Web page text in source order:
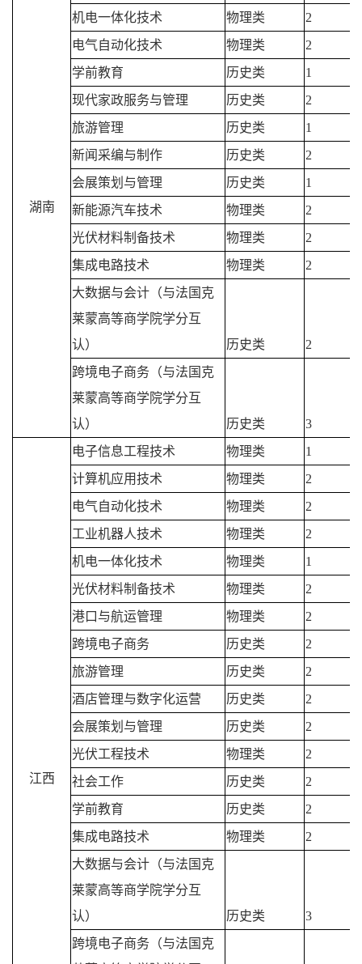
湖南
机电一体化技术
物理类
2
电气自动化技术
物理类
2
学前教育
历史类
1
现代家政服务与管理
历史类
2
旅游管理
历史类
1
新闻采编与制作
历史类
2
会展策划与管理
历史类
1
新能源汽车技术
物理类
2
光伏材料制备技术
物理类
2
集成电路技术
物理类
2
大数据与会计（与法国克
莱蒙高等商学院学分互
认）
历史类
2
跨境电子商务（与法国克
莱蒙高等商学院学分互
认）
历史类 3
江西
电子信息工程技术 物理类
1
计算机应用技术
物理类
2
电气自动化技术
物理类
2
工业机器人技术
物理类
2
机电一体化技术
物理类
1
光伏材料制备技术
物理类
2
港口与航运管理
物理类
2
跨境电子商务
历史类
2
旅游管理
历史类
2
酒店管理与数字化运营
历史类
2
会展策划与管理
历史类
2
光伏工程技术
物理类
2
社会工作
历史类
2
学前教育
历史类
2
集成电路技术
物理类
2
大数据与会计（与法国克
莱蒙高等商学院学分互
认）
历史类
3
跨境电子商务（与法国克